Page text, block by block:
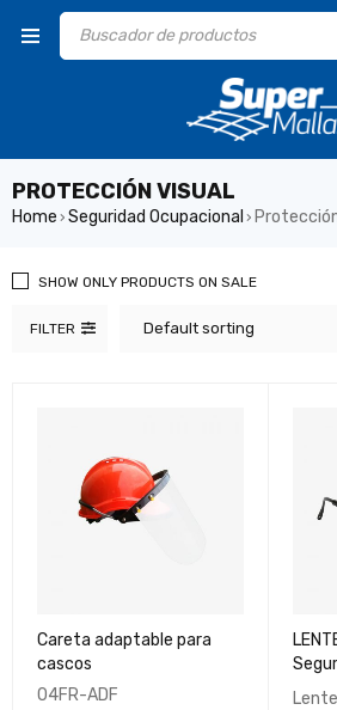
PROTECCIÓN VISUAL
Home › Seguridad Ocupacional ›
FILTER Default sorting
SHOW ONLY PRODUCTS ON SALE
Careta adaptable para
cascos
04FR-ADF